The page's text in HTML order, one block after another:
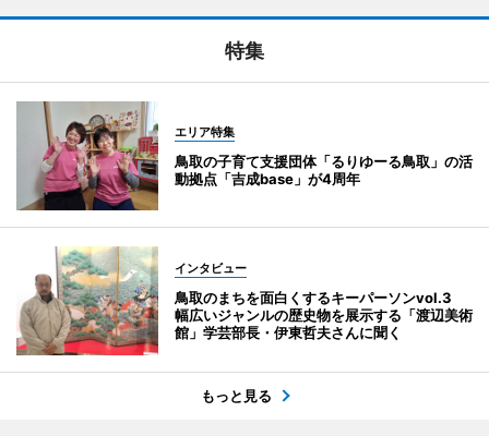
特集
エリア特集
鳥取の子育て支援団体「るりゆーる鳥取」の活
動拠点「吉成base」が4周年
インタビュー
鳥取のまちを面白くするキーパーソンvol.3
幅広いジャンルの歴史物を展示する「渡辺美術
館」学芸部長・伊東哲夫さんに聞く
もっと見る